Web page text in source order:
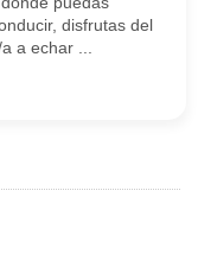
disfrutas del
a echar ...